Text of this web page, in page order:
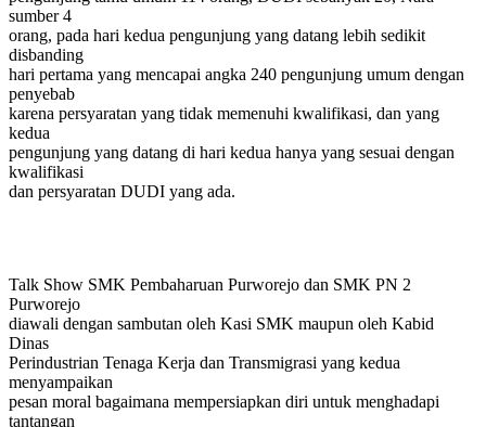
sumber 4
orang, pada hari kedua pengunjung yang datang lebih sedikit
disbanding
hari pertama yang mencapai angka 240 pengunjung umum dengan
penyebab
karena persyaratan yang tidak memenuhi kwalifikasi, dan yang
kedua
pengunjung yang datang di hari kedua hanya yang sesuai dengan
kwalifikasi
dan persyaratan DUDI yang ada.
Talk Show SMK Pembaharuan Purworejo dan SMK PN 2
Purworejo
diawali dengan sambutan oleh Kasi SMK maupun oleh Kabid
Dinas
Perindustrian Tenaga Kerja dan Transmigrasi yang kedua
menyampaikan
pesan moral bagaimana mempersiapkan diri untuk menghadapi
tantangan